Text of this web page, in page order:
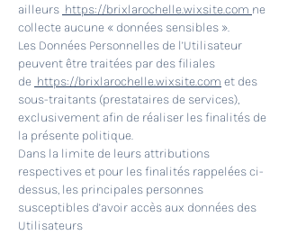
ailleurs https://brixlarochelle.wixsite.com ne
collecte aucune « données sensibles ».
Les Données Personnelles de l’Utilisateur
peuvent être traitées par des filiales
de https://brixlarochelle.wixsite.com et des
sous-traitants (prestataires de services),
exclusivement afin de réaliser les finalités de
la présente politique.
Dans la limite de leurs attributions
respectives et pour les finalités rappelées ci-
dessus, les principales personnes
susceptibles d’avoir accès aux données des
Utilisateurs